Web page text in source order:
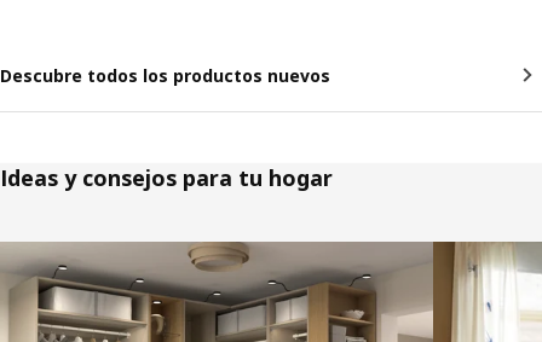
Descubre todos los productos nuevos
Ideas y consejos para tu hogar
Saltar listado